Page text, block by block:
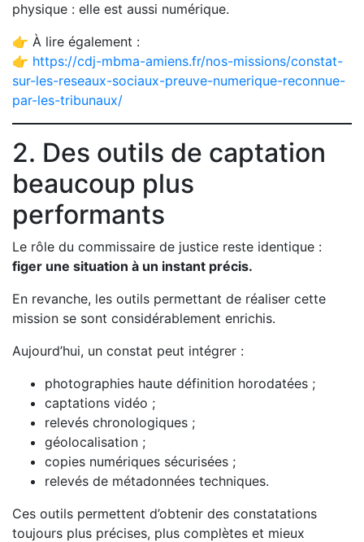
physique : elle est aussi numérique.
👉 À lire également :
👉 https://cdj-mbma-amiens.fr/nos-missions/constat-
sur-les-reseaux-sociaux-preuve-numerique-reconnue-
par-les-tribunaux/
2. Des outils de captation
beaucoup plus
performants
Le rôle du commissaire de justice reste identique :
figer une situation à un instant précis.
En revanche, les outils permettant de réaliser cette
mission se sont considérablement enrichis.
Aujourd’hui, un constat peut intégrer :
photographies haute définition horodatées ;
captations vidéo ;
relevés chronologiques ;
géolocalisation ;
copies numériques sécurisées ;
relevés de métadonnées techniques.
Ces outils permettent d’obtenir des constatations
toujours plus précises, plus complètes et mieux